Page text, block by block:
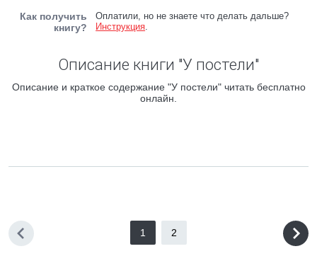
Как получить
книгу?
Оплатили, но не знаете что делать дальше?
Инструкция.
Описание книги "У постели"
Описание и краткое содержание "У постели" читать бесплатно
онлайн.
1 2